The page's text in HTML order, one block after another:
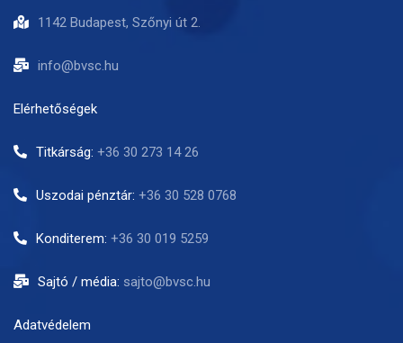
1142 Budapest, Szőnyi út 2.
info@bvsc.hu
Elérhetőségek
Titkárság: +36 30 273 14 26
Uszodai pénztár: +36 30 528 0768
Konditerem: +36 30 019 5259
Sajtó / média: sajto@bvsc.hu
Adatvédelem